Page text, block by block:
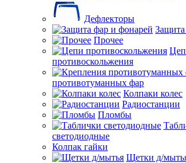
Дефлекторы
Прочее
противоскольжения
противотуманных фар
Колпаки колес
Радиостанции
Пломбы
светодиодные
Колпак гайки
Щетки д/